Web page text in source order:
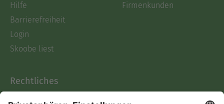
Hilfe
Barrierefreiheit
Login
Skoobe liest
Firmenkunden
Rechtliches